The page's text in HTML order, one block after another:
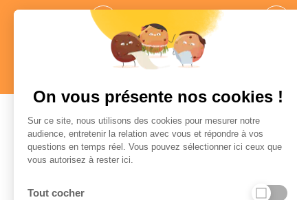
des CONSEILLERS
au profil vérifié
des
Paiement sécurisé
On vous présente nos cookies !
Sur ce site, nous utilisons des cookies pour mesurer notre
audience, entretenir la relation avec vous et répondre à vos
questions en temps réel. Vous pouvez sélectionner ici ceux que
vous autorisez à rester ici.
Tout cocher